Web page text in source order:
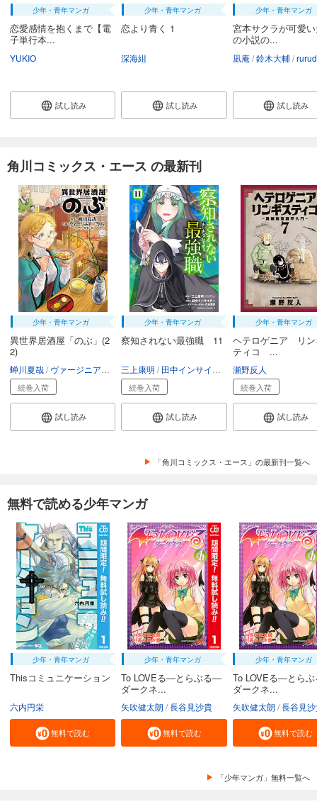
少年・青年マンガ
恋愛感情を抱くまで【電
子単行本...
YUKIO
試し読み
少年・青年マンガ
恋より青く 1
深海紺
試し読み
少年・青年マンガ
宮本サクラが可愛
の小説の...
凪庵 鈴木大輔
試し読み
角川コミックス・エース の最新刊
少年・青年マンガ
異世界居酒屋「のぶ」(2
2)
蝉川夏哉 ヴァージニア二等兵 転
続巻入荷
試し読み
少年・青年マンガ
察知されない最強職 11
三上康明 田中インサイダー 八城惺架
続巻入荷
試し読み
少年・青年マンガ
ヘテロゲニア リン
ティコ ...
瀬野反人
続巻入荷
試し読み
「角川コミックス・エース」の最新刊一覧へ
無料で読める少年マンガ
少年・青年マンガ
Thisコミュニケーション
六内円栄
無料で読む
少年・青年マンガ
To LOVEる―とらぶる―
ダークネ...
矢吹健太朗 長谷見沙貴
無料で読む
少年・青年マンガ
To LOVEる―とら
ダークネ...
矢吹健太朗 長谷見
無料で読む
「少年マンガ」無料一覧へ